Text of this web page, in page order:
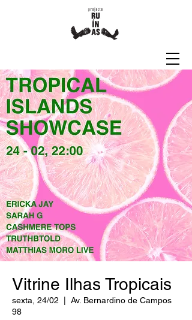
Vitrine Ilhas Tropicais
sexta, 24/02
Av. Bernardino de Campos
98